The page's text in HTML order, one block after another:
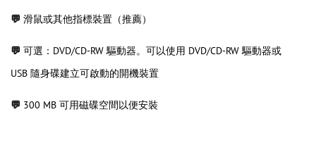
💬 滑鼠或其他指標裝置（推薦）
💬 可選：DVD/CD-RW 驅動器。可以使用 DVD/CD-RW 驅動器或
USB 隨身碟建立可啟動的開機裝置
💬 300 MB 可用磁碟空間以便安裝